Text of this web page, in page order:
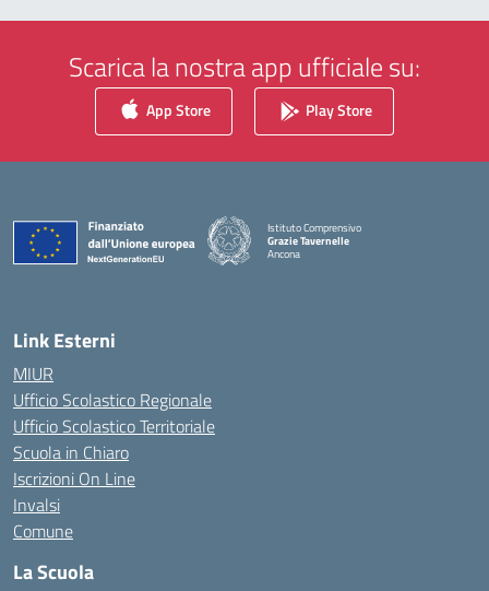
Scarica la nostra app ufficiale su:
App Store Play Store
Istituto Comprensivo
Grazie Tavernelle
Ancona
Link Esterni
MIUR
Ufficio Scolastico Regionale
Ufficio Scolastico Territoriale
Scuola in Chiaro
Iscrizioni On Line
Invalsi
Comune
La Scuola